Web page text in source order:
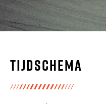
Tijdschema